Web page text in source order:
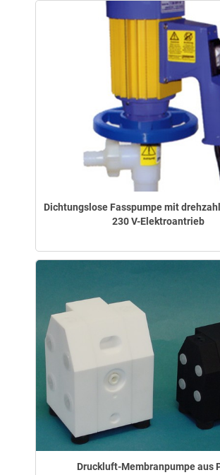
Dichtungslose Fasspumpe mit
230 V-Elektroantrieb
Druckluft-Membranpumpe aus